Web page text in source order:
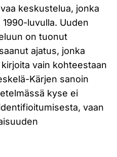
keskustelua, jonka
luvulla. Uuden
on tuonut
ajatus, jonka
vain kohteestaan
Kärjen sanoin
kyse ei
vaan